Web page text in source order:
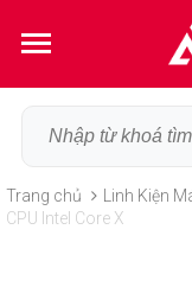
Trang chủ Linh Kiện
CPU Intel Core X